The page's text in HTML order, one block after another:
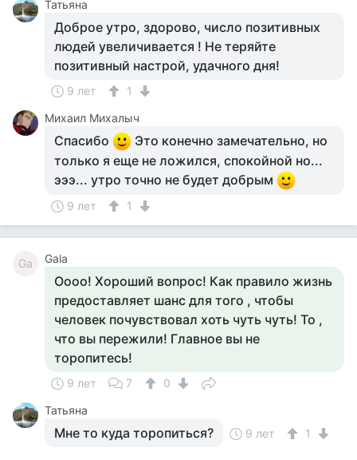
Татьяна
Доброе утро, здорово, число позитивных
людей увеличивается ! Не теряйте
позитивный настрой, удачного дня!
9 лет
1
Михаил Михалыч
Спасибо
Это конечно замечательно, но
только я еще не ложился, спокойной но...
эээ... утро точно не будет добрым
9 лет 1
Ga Gala
Оооо! Хороший вопрос! Как правило жизнь
предоставляет шанс для того , чтобы
человек почувствовал хоть чуть чуть! То ,
что вы пережили! Главное вы не
торопитесь!
9 лет 7
0
Татьяна
Мне то куда торопиться? 9 лет 1